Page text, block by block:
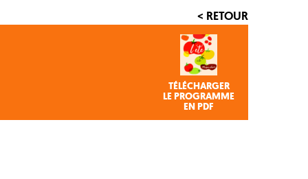
< RETOUR
TÉLÉCHARGER
LE PROGRAMME
EN PDF